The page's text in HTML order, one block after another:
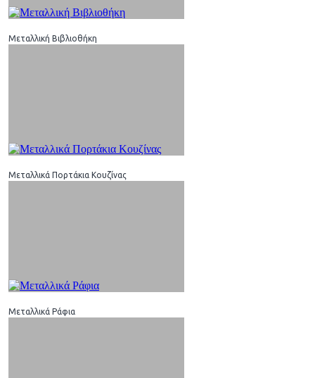
Μεταλλική Βιβλιοθήκη
Μεταλλικά Πορτάκια Κουζίνας
Μεταλλικά Ράφια